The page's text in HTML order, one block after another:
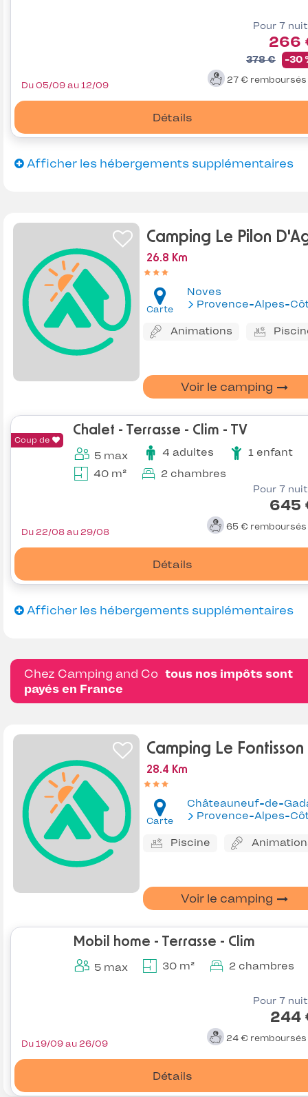
Pour 7
266
378 € -30
27 € remboursés
Détails
Du 05/09 au 12/09
Afficher les hébergements supplémentaires
Camping Le Pilon
26.8 Km
Carte
Noves
Provence-Alpes-Côte
Animations
Voir le camping
Coup de
Chalet - Terrasse - Clim - TV
5 max 4 adultes
1 enfant
40 m²
2 chambres
Pour 7
645
65 € remboursés
Détails
Du 22/08 au 29/08
Afficher les hébergements supplémentaires
Chez Camping and Co tous nos impôts sont
payés en France
Camping Le Fontisson
28.4 Km
Carte Provence-Alpes-Côte
Piscine
Voir le camping
Mobil home - Terrasse - Clim
5 max 30 m² 2 chambres
Pour 7
244
24 € remboursés
Détails
Du 19/09 au 26/09